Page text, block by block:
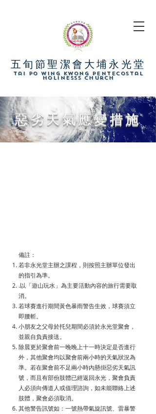
五旬節聖潔會大埔永光堂
​Tai Po Wing Kwong Pentecostal
Holinesss Church
惡劣天氣應變措施
備註：
若非永光堂主辦之課程，則按照主辦單位發出
的指引為準。
.以「遊山玩水」為主要活動內容的旅行需要取
消。
若球賽進行期間黃色暴雨警告生效，球賽須立
即腰斬。
小朋友之父母於托兒期間必須於永光堂聚會，
並親自負責接送。
除晨更於聚會前一晚晚上十一時決定是否進行
外，其他聚會均以聚會前兩小時的天氣狀況為
準。若在聚會前不足兩小時內懸掛惡劣天氣訊
號，而且有部份肢體已經返回永光，聚會負責
人必須向傳道人或值理諮詢，如未能聯絡上述
肢體，聚會必須取消。
其他警告訊號如：一號熱帶氣旋訊號、雷暴警